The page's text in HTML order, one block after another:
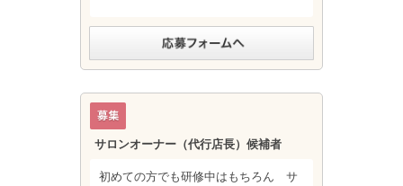
サロンオーナー（代行店長）候補者
初めての方でも研修中はもちろん サ